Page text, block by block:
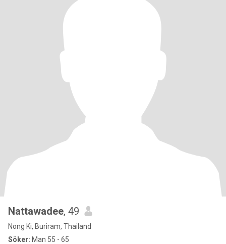
Nattawadee, 49
Nong Ki, Buriram, Thailand
Söker: Man 55 - 65